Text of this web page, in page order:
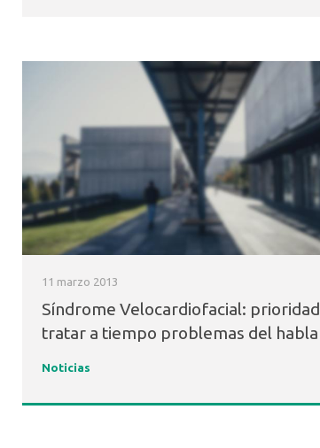
11 marzo 2013
Síndrome Velocardiofacial: prioridad
tratar a tiempo problemas del habla
Noticias